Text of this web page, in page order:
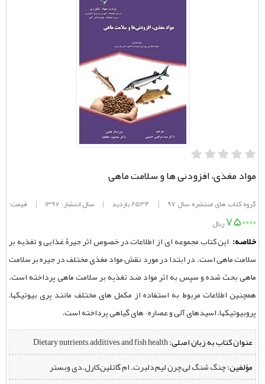
مواد مغذی، افزودنی ها و سلامت ماهی
گروه کتاب های منتشره سال 97 | 2534 بازدید | سال انتشار: 1397 | قیمت:
750000ریال
خلاصه: این کتاب مجموعه ای از اطلاعات در خصوص اثر جیرۀ غذایی و تغذیه بر
سلامت ماهی است. در ابتدا در مورد نقش مواد مغذی مختلف در جیره بر سلامت
ماهی بحث شده و سپس به اثر مواد ضد تغذیه بر سلامت ماهی پرداخته است.
همچنین اطلاعات مربوط به استفاده از مکمل های مختلف مانند پری بیوتیکها،
پروبیوتیکها، اسیدهای آلی و عصاره ¬های گیاهی پرداخته است.
عنوان کتاب به زبان اصلی:
مؤلفین:‌ چنگ شنگ لی,چرن لیم,دلبرت. ام گاتلین,کارل.دی وبستر